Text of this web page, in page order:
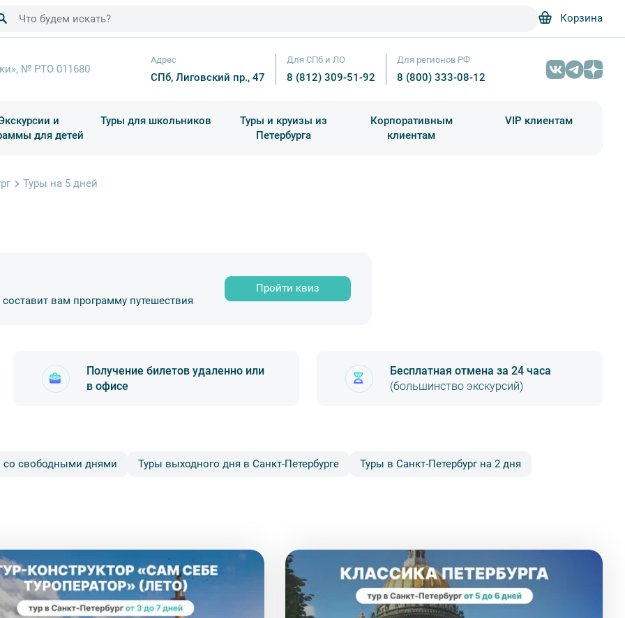
Корзина
№ РТО 011680
Адрес
СПб, Лиговский пр., 47
Для СПб и ЛО
8 (812) 309-51-92
Для регионов РФ
8 (800) 333-08-12
и
для детей
Туры для школьников
Туры и круизы из
Петербурга
Корпоративным
клиентам
VIP клиентам
Туры на 5 дней
вам программу путешествия
Пройти квиз
Получение билетов удаленно или
в офисе
Бесплатная отмена за 24 часа
(большинство экскурсий)
безопасный платёжный шлюз по технологии 3D-Secure)
со свободными днями Туры выходного дня в Санкт-Петербурге Туры в Санкт-Петербург на 2 дня